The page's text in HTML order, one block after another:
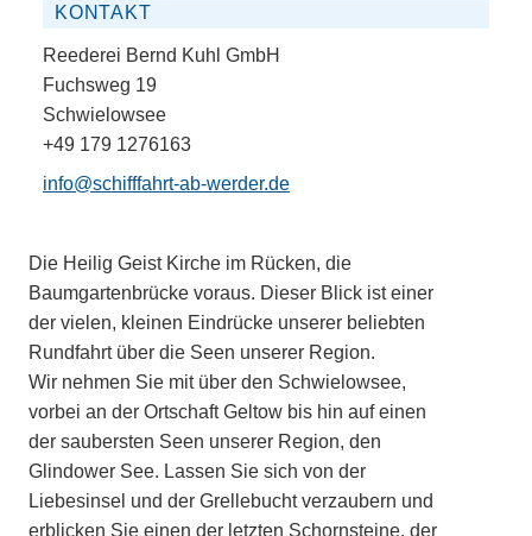
KONTAKT
Reederei Bernd Kuhl GmbH
Fuchsweg 19
Schwielowsee
+49 179 1276163
info@schifffahrt-ab-werder.de
Die Heilig Geist Kirche im Rücken, die
Baumgartenbrücke voraus. Dieser Blick ist einer
der vielen, kleinen Eindrücke unserer beliebten
Rundfahrt über die Seen unserer Region.
Wir nehmen Sie mit über den Schwielowsee,
vorbei an der Ortschaft Geltow bis hin auf einen
der saubersten Seen unserer Region, den
Glindower See. Lassen Sie sich von der
Liebesinsel und der Grellebucht verzaubern und
erblicken Sie einen der letzten Schornsteine, der